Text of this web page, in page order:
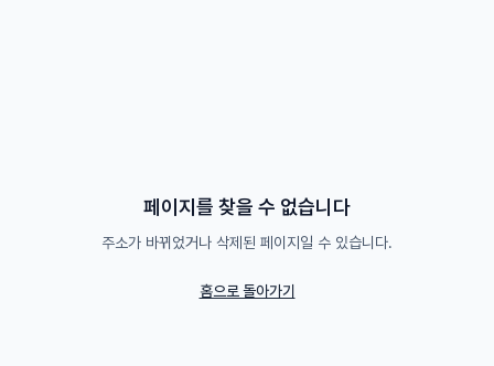
페이지를 찾을 수 없습니다
주소가 바뀌었거나 삭제된 페이지일 수 있습니다.
홈으로 돌아가기